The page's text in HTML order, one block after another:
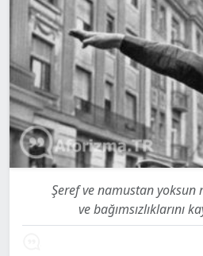
Şeref ve namustan
ve bağımsızlıklarını